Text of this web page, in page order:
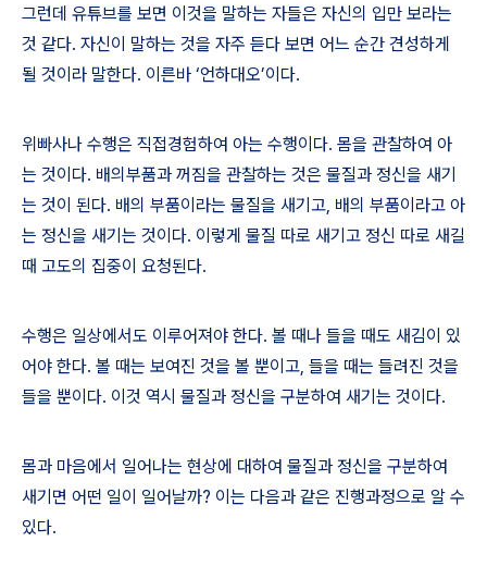
그런데 유튜브를 보면 이것을 말하는 자들은 자신의 입만 보라는
것 같다. 자신이 말하는 것을 자주 듣다 보면 어느 순간 견성하게
될 것이라 말한다. 이른바 ‘언하대오’이다.
위빠사나 수행은 직접경험하여 아는 수행이다. 몸을 관찰하여 아
는 것이다. 배의부품과 꺼짐을 관찰하는 것은 물질과 정신을 새기
는 것이 된다. 배의 부품이라는 물질을 새기고, 배의 부품이라고 아
는 정신을 새기는 것이다. 이렇게 물질 따로 새기고 정신 따로 새길
때 고도의 집중이 요청된다.
수행은 일상에서도 이루어져야 한다. 볼 때나 들을 때도 새김이 있
어야 한다. 볼 때는 보여진 것을 볼 뿐이고, 들을 때는 들려진 것을
들을 뿐이다. 이것 역시 물질과 정신을 구분하여 새기는 것이다.
몸과 마음에서 일어나는 현상에 대하여 물질과 정신을 구분하여
새기면 어떤 일이 일어날까? 이는 다음과 같은 진행과정으로 알 수
있다.